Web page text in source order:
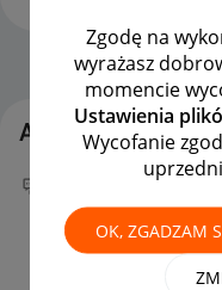
Zgodę na
wyrażasz
momencie
Ustawienia
Wycofanie
OK, ZGADZAM
Strona Główna
Aktywność
Twój nowy wpis
przedłużane co
uzależnione ?na
można już